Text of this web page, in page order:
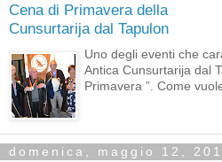
Cena di Primavera della
Cunsurtarija dal Tapulon
Uno degli eventi che
Antica Cunsurtarija dal
Primavera ”. Come
domenica, maggio 12,